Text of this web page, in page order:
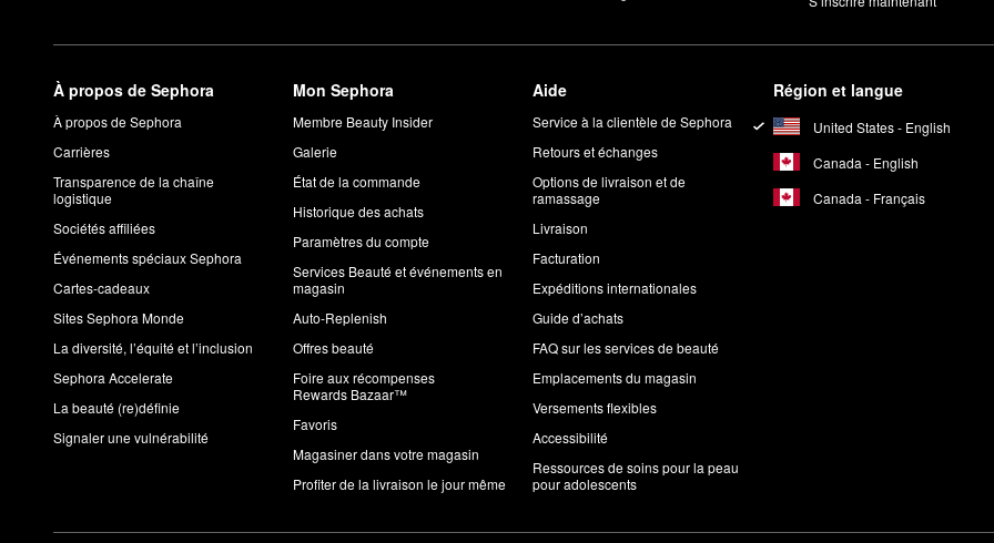
À propos de Sephora
À propos de Sephora
Carrières
Transparence de la chaîne
logistique
Sociétés affiliées
Événements spéciaux Sephora
Cartes-cadeaux
Sites Sephora Monde
La diversité, l’équité et l’inclusion
Sephora Accelerate
La beauté (re)définie
Signaler une vulnérabilité
Mon Sephora
Membre Beauty Insider
Galerie
État de la commande
Historique des achats
Paramètres du compte
Services Beauté et événements en
magasin
Auto-Replenish
Offres beauté
Foire aux récompenses
Rewards Bazaar™
Favoris
Magasiner dans votre magasin
Profiter de la livraison le jour même
Aide
Service à la clientèle de Sephora
Retours et échanges
Options de livraison et de
ramassage
Livraison
Facturation
Expéditions internationales
Guide d’achats
FAQ sur les services de beauté
Emplacements du magasin
Versements flexibles
Accessibilité
Ressources de soins pour la peau
pour adolescents
Région et langue
United States - English
Canada - English
Canada - Français